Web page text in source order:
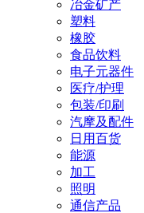
冶金矿产
塑料
橡胶
食品饮料
电子元器件
医疗/护理
包装/印刷
汽摩及配件
日用百货
能源
加工
照明
通信产品